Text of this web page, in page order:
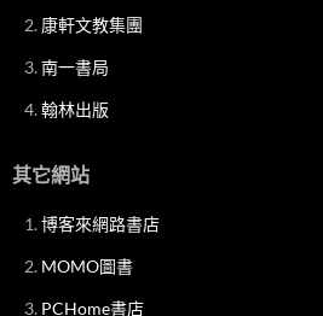
康軒文教集團
南一書局
翰林出版
其它網站
博客來網路書店
MOMO圖書
PCHome書店